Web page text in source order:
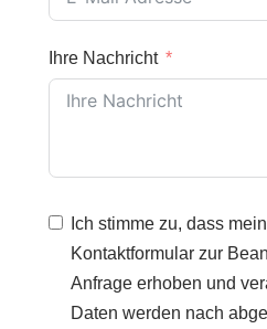
Ihre Nachricht
Ich stimme zu, dass
Kontaktformular zur
Anfrage erhoben und
Daten werden nach